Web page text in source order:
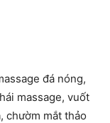
đá nóng,
massage, vuốt
chườm mắt thảo